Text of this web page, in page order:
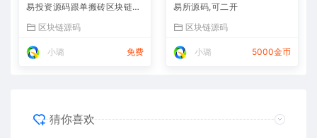
易投资源码跟单搬砖区块链交
+后端PHP
区块链源码
小璐 免费
易所源码,可二开
区块链源码
小璐 5000金币
猜你喜欢